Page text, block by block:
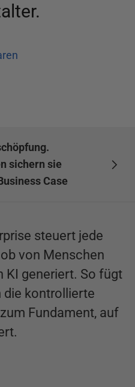
sichern sie
Case
steuert jede
von Menschen
KI generiert. So fügt
die kontrollierte
Fundament, auf